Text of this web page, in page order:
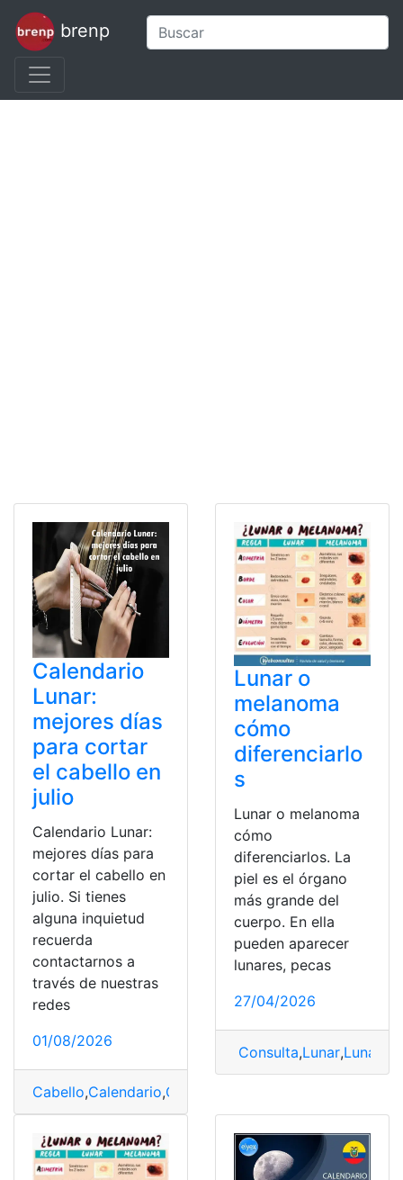
brenp
Calendario
Lunar:
mejores días
para cortar
el cabello en
julio
Calendario Lunar:
mejores días para
cortar el cabello en
julio. Si tienes
alguna inquietud
recuerda
contactarnos a
través de nuestras
redes
01/08/2026
Cabello,Calendario,Corte
Lunar o
melanoma
cómo
diferenciarlo
s
Lunar o melanoma
cómo
diferenciarlos. La
piel es el órgano
más grande del
cuerpo. En ella
pueden aparecer
lunares, pecas
27/04/2026
Consulta,Lunar,Lunar o